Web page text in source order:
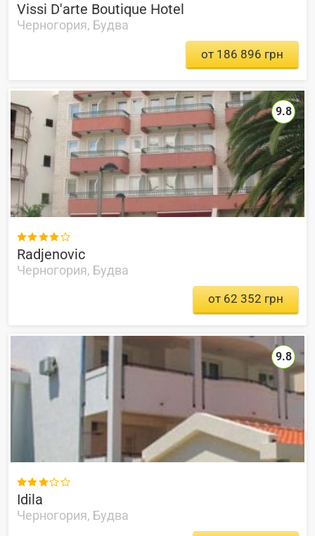
Vissi D'arte Boutique Hotel
Черногория, Будва
от 186 896 грн

Radjenovic
Черногория, Будва
9.8
от 62 352 грн

Idila
Черногория, Будва
9.8